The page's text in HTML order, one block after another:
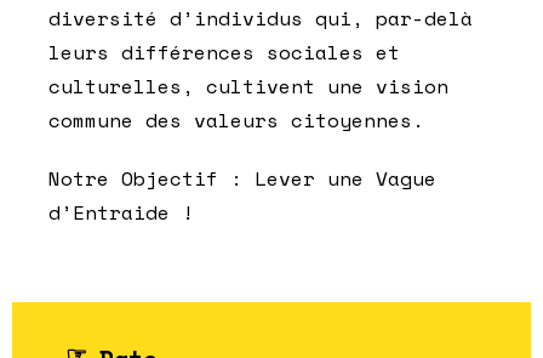
diversité d’individus qui, par-delà
leurs différences sociales et
culturelles, cultivent une vision
commune des valeurs citoyennes.
Notre Objectif : Lever une Vague
d’Entraide !